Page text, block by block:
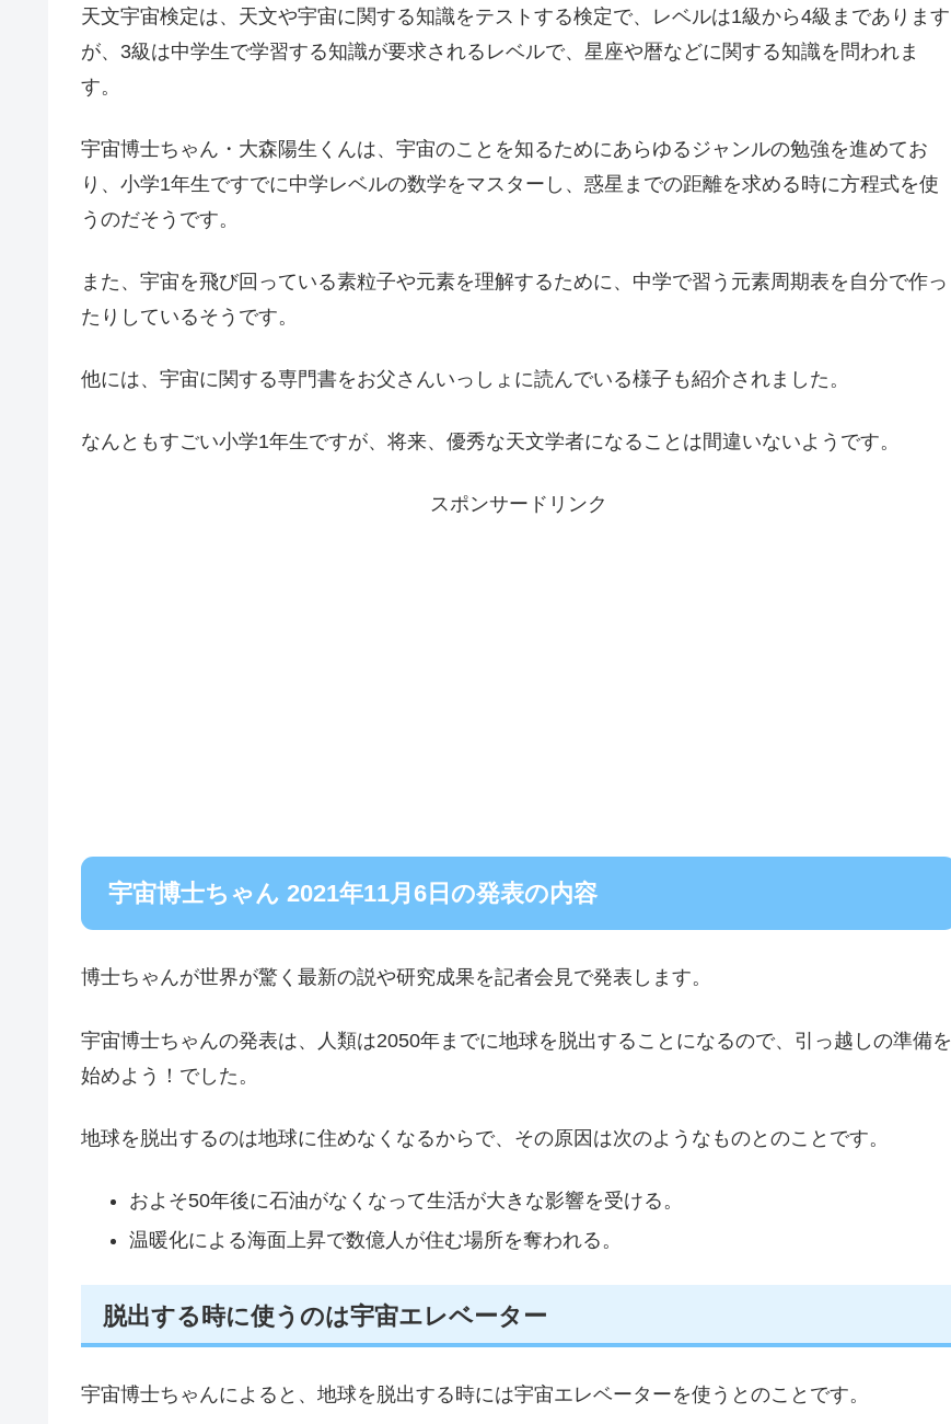
天文宇宙検定は、天文や宇宙に関する知識をテストする検定で、レベルは1級から4級まであります
が、3級は中学生で学習する知識が要求されるレベルで、星座や暦などに関する知識を問われま
す。
宇宙博士ちゃん・大森陽生くんは、宇宙のことを知るためにあらゆるジャンルの勉強を進めてお
り、小学1年生ですでに中学レベルの数学をマスターし、惑星までの距離を求める時に方程式を使
うのだそうです。
また、宇宙を飛び回っている素粒子や元素を理解するために、中学で習う元素周期表を自分で作っ
たりしているそうです。
他には、宇宙に関する専門書をお父さんいっしょに読んでいる様子も紹介されました。
なんともすごい小学1年生ですが、将来、優秀な天文学者になることは間違いないようです。
スポンサードリンク
宇宙博士ちゃん 2021年11月6日の発表の内容
博士ちゃんが世界が驚く最新の説や研究成果を記者会見で発表します。
宇宙博士ちゃんの発表は、人類は2050年までに地球を脱出することになるので、引っ越しの準備を
始めよう！でした。
地球を脱出するのは地球に住めなくなるからで、その原因は次のようなものとのことです。
およそ50年後に石油がなくなって生活が大きな影響を受ける。
温暖化による海面上昇で数億人が住む場所を奪われる。
脱出する時に使うのは宇宙エレベーター
宇宙博士ちゃんによると、地球を脱出する時には宇宙エレベーターを使うとのことです。